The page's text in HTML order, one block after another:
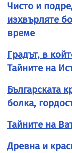
Чисто и
изхвърляте
време
Градът, в
Тайните на
Българската
болка,
Тайните на
Древна и